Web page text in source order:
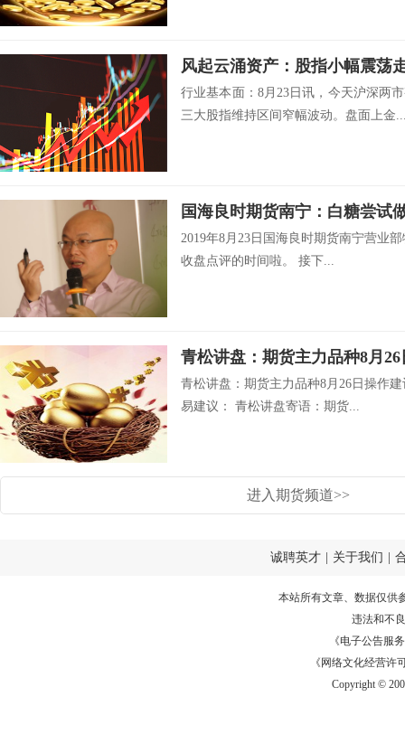
风起云涌资产：股指小幅震荡
行业基本面：8月23日讯，今天沪深两
三大股指维持区间窄幅波动。盘面上金
2019年8月23日国海良时期货南宁营业
收盘点评的时间啦。 接下...
青松讲盘：期货主力品种8月
青松讲盘：期货主力品种8月26日操作
易建议： 青松讲盘寄语：期货...
进入期货频道>>
诚聘英才 关于我们
本站所有文章、数据仅供
违法和不
《电子公告服务
《网络文化经营许
Copyright ©